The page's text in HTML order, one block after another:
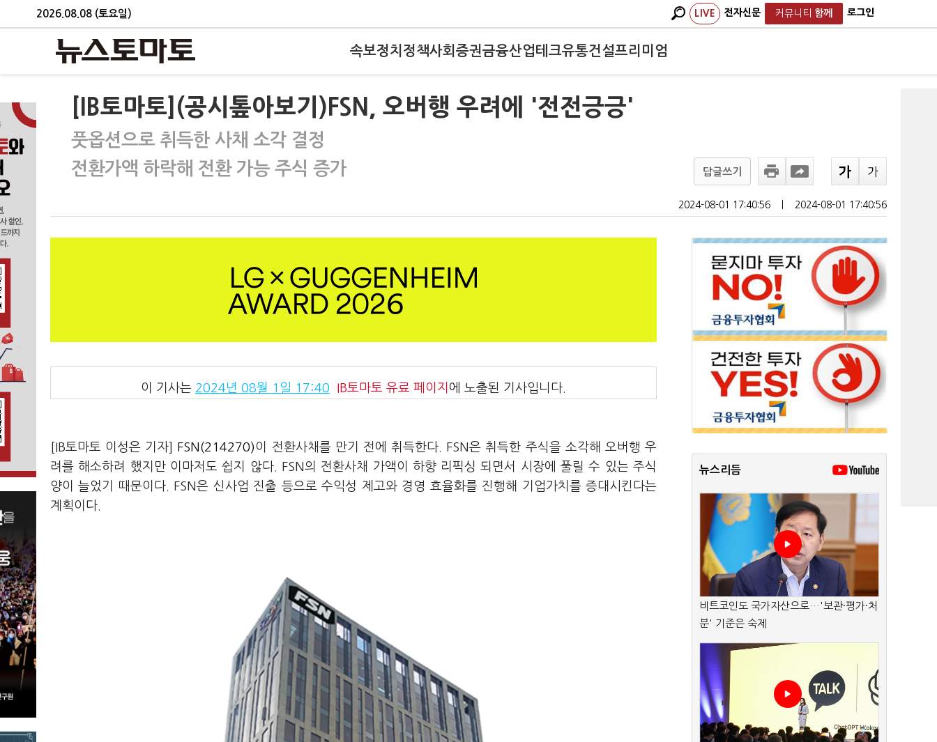
2026.08.08 (토요일) LIVE 전자신문 커뮤니티 함께 로그인
속보정치 정책사회 증권금융산업테크유통건설프리미엄
[IB토마토](공시톺아보기)FSN, 오버행 우려에 '전전긍긍'
풋옵션으로 취득한 사채 소각 결정
전환가액 하락해 전환 가능 주식 증가
답글쓰기
2024-08-01 17:40:56 2024-08-01 17:40:56
이 기사는 2024년 08월 1일 17:40 IB토마토 유료 페이지 에 노출된 기사입니다.
[IB토마토 이성은 기자] FSN(214270)이 전환사채를 만기 전에 취득한다. FSN은 취득한 주식을 소각해 오버행 우
려를 해소하려 했지만 이마저도 쉽지 않다. FSN의 전환사채 가액이 하향 리픽싱 되면서 시장에 풀릴 수 있는 주식
양이 늘었기 때문이다. FSN은 신사업 진출 등으로 수익성 제고와 경영 효율화를 진행해 기업가치를 증대시킨다는
계획이다.
뉴스리듬
비트코인도 국가자산으로…'보관·평가·처
분' 기준은 숙제